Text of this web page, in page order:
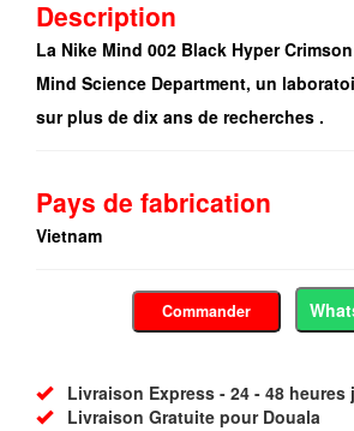
Description
La Nike Mind 002 Black Hyper
Mind Science Department, un
sur plus de dix ans de recherches .
Pays de fabrication
Vietnam
Commander
Livraison Express - 24 - 48 heures
Livraison Gratuite pour Douala